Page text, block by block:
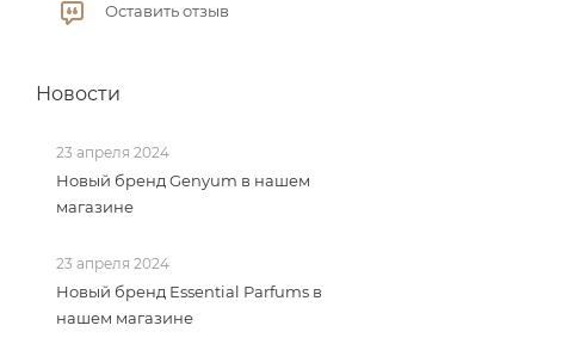
Оставить отзыв
Новости
23 апреля 2024
Новый бренд Genyum в нашем
магазине
23 апреля 2024
Новый бренд Essential Parfums в
нашем магазине